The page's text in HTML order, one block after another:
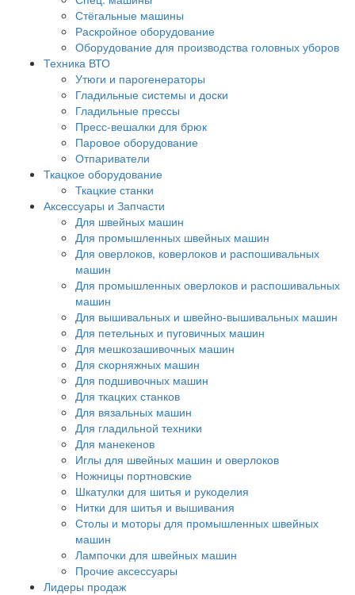
Стёгальные машины
Раскройное оборудование
Оборудование для производства головных уборов
Техника ВТО
Утюги и парогенераторы
Гладильные системы и доски
Гладильные прессы
Пресс-вешалки для брюк
Паровое оборудование
Отпариватели
Ткацкое оборудование
Ткацкие станки
Аксессуары и Запчасти
Для швейных машин
Для промышленных швейных машин
Для оверлоков, коверлоков и распошивальных
машин
Для промышленных оверлоков и распошивальных
машин
Для вышивальных и швейно-вышивальных машин
Для петельных и пуговичных машин
Для мешкозашивочных машин
Для скорняжных машин
Для подшивочных машин
Для ткацких станков
Для вязальных машин
Для гладильной техники
Для манекенов
Иглы для швейных машин и оверлоков
Ножницы портновские
Шкатулки для шитья и рукоделия
Нитки для шитья и вышивания
Столы и моторы для промышленных швейных
машин
Лампочки для швейных машин
Прочие аксессуары
Лидеры продаж